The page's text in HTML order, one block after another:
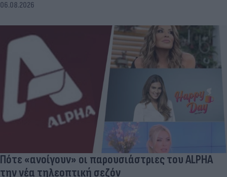
06.08.2026
Πότε «ανοίγουν» οι παρουσιάστριες του ALPHA
την νέα τηλεοπτική σεζόν